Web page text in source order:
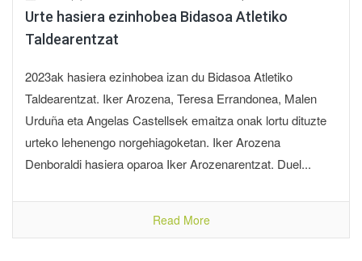
Urte hasiera ezinhobea Bidasoa Atletiko
Taldearentzat
2023ak hasiera ezinhobea izan du Bidasoa Atletiko
Taldearentzat. Iker Arozena, Teresa Errandonea, Malen
Urduña eta Angelas Castellsek emaitza onak lortu dituzte
urteko lehenengo norgehiagoketan. Iker Arozena
Denboraldi hasiera oparoa Iker Arozenarentzat. Duel...
Read More